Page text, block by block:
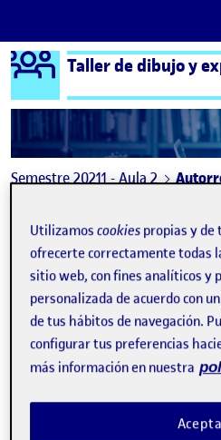
Saltar al contenido
Logo Ágora
Semestre 20211 - Aula 2
Navegación
Publicado porAutorretrato
Publicado por
Cristina Piñero Becerra
Visibilidad:
Pública- Fecha de publicación
23 Sep 2021 26
-comentario
Utilizamoscookies propias y de
ofrecerte correctamente todas
sitio web, con fines analíticos y
personalizada de acuerdo con
de tus hábitos de navegación.
configurar tus preferencias
más información en nuestra